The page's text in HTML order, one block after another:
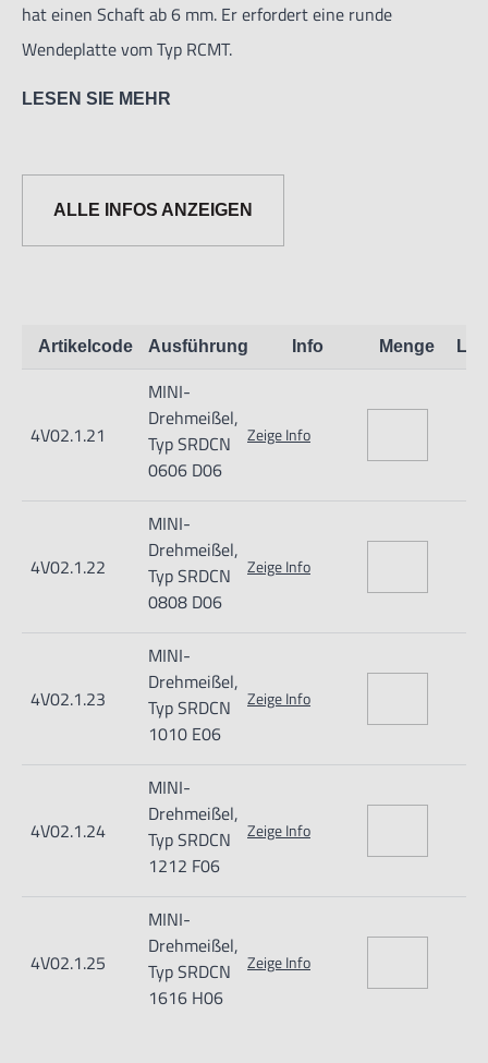
hat einen Schaft ab 6 mm. Er erfordert eine runde
Wendeplatte vom Typ RCMT.
Anwender sowie Handwerker geeignet.
Nur für den vorhergesehenen Verwendungszweck geeignet.
Unsachgemäße Verwendung kann zu Schäden und
Verletzungen führen.
Hogetex/Kometex B.V., Gesinkkampstraat 1,7051 HR
Varsseveld/ Netherlands, email: Info@hogetex.com
LESEN SIE MEHR
ALLE INFOS ANZEIGEN
Artikelcode Ausführung Info Menge
4V02.1.21
MINI-
Drehmeißel,
Typ SRDCN
0606 D06
Zeige Info
4V02.1.22
MINI-
Drehmeißel,
Typ SRDCN
0808 D06
Zeige Info
4V02.1.23
MINI-
Drehmeißel,
Typ SRDCN
1010 E06
Zeige Info
4V02.1.24
MINI-
Drehmeißel,
Typ SRDCN
1212 F06
Zeige Info
4V02.1.25
MINI-
Drehmeißel,
Typ SRDCN
1616 H06
Zeige Info